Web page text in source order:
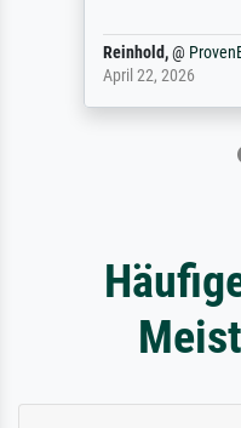
Reinhold,@
April 22, 2026